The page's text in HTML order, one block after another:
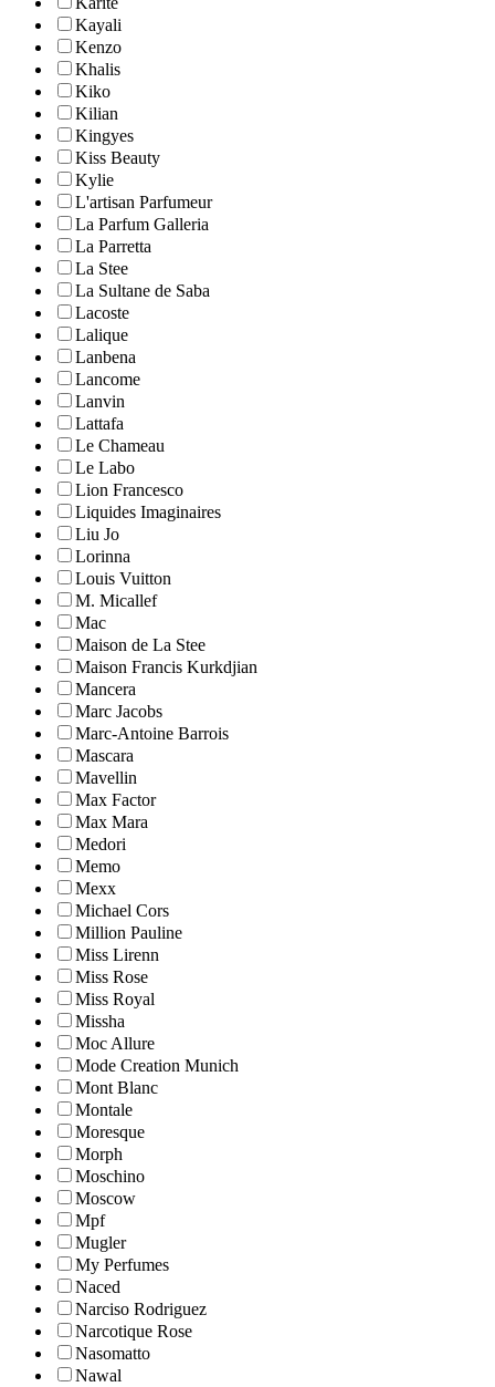
Kayali
Kenzo
Khalis
Kiko
Kilian
Kingyes
Kiss Beauty
Kylie
L'artisan Parfumeur
La Parfum Galleria
La Parretta
La Stee
La Sultane de Saba
Lacoste
Lalique
Lanbena
Lancome
Lanvin
Lattafa
Le Chameau
Le Labo
Lion Francesco
Liquides Imaginaires
Liu Jo
Lorinna
Louis Vuitton
M. Micallef
Mac
Maison de La Stee
Maison Francis Kurkdjian
Mancera
Marc Jacobs
Marc-Antoine Barrois
Mascara
Mavellin
Max Factor
Max Mara
Medori
Memo
Mexx
Michael Cors
Million Pauline
Miss Lirenn
Miss Rose
Miss Royal
Missha
Moc Allure
Mode Creation Munich
Mont Blanc
Montale
Moresque
Morph
Moschino
Moscow
Mpf
Mugler
My Perfumes
Naced
Narciso Rodriguez
Narcotique Rose
Nasomatto
Nawal